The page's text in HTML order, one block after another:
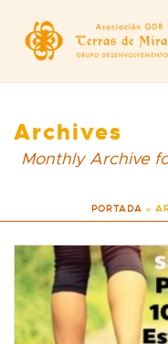
Archives
Monthly Archive
PORTADA »